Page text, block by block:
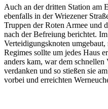
Auch an der dritten Station am
ebenfalls in der Wriezener
Truppen der Roten Armee und
nach der Befreiung berichtet.
Verteidigungsknoten
Regimes sollte um jedes Haus
anders kam, war dem
verdanken und so stießen sie
vorbei und erreichten